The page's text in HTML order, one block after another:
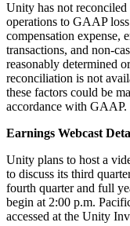
Unity has not
operations to GAAP
compensation expense,
transactions, and non-
reasonably determined
reconciliation is not
these factors could be
accordance with GAAP.
Earnings Webcast
Unity plans to host a
to discuss its third
fourth quarter and full
begin at 2:00 p.m.
accessed at the Unity